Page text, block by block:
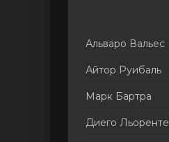
Альваро Вальес
Айтор Руибаль
Марк Бартра
Диего Льоренте